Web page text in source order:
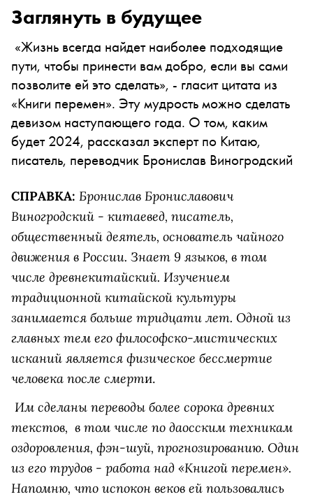
Заглянуть в будущее
«Жизнь всегда найдет наиболее подходящие
пути, чтобы принести вам добро, если вы сами
позволите ей это сделать», - гласит цитата из
«Книги перемен». Эту мудрость можно сделать
девизом наступающего года. О том, каким
будет 2024, рассказал эксперт по Китаю,
писатель, переводчик Бронислав Виногродский
СПРАВКА: Бронислав Брониславович
Виногродский - китаевед, писатель,
общественный деятель, основатель чайного
движения в России. Знает 9 языков, в том
числе древнекитайский. Изучением
традиционной китайской культуры
занимается больше тридцати лет. Одной из
главных тем его философско-мистических
исканий является физическое бессмертие
человека после смерти.
Им сделаны переводы более сорока древних
текстов, в том числе по даосским техникам
оздоровления, фэн-шуй, прогнозированию. Один
из его трудов - работа над «Книгой перемен».
Напомню, что испокон веков ей пользовались